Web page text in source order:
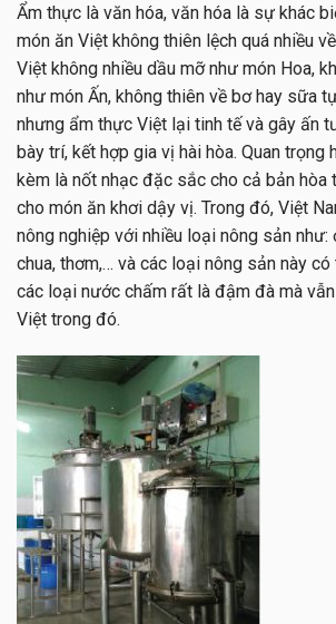
Ẩm thực là văn hóa, văn hóa là sự khác
món ăn Việt không thiên lệch quá nhiều
Việt không nhiều dầu mỡ như món Hoa,
như món Ấn, không thiên về bơ hay sữa
nhưng ẩm thực Việt lại tinh tế và gây ấn
bày trí, kết hợp gia vị hài hòa. Quan trọng
kèm là nốt nhạc đặc sắc cho cả bản hòa
cho món ăn khơi dậy vị. Trong đó, Việt
nông nghiệp với nhiều loại nông sản như:
chua, thơm,… và các loại nông sản này có
các loại nước chấm rất là đậm đà mà
Việt trong đó.